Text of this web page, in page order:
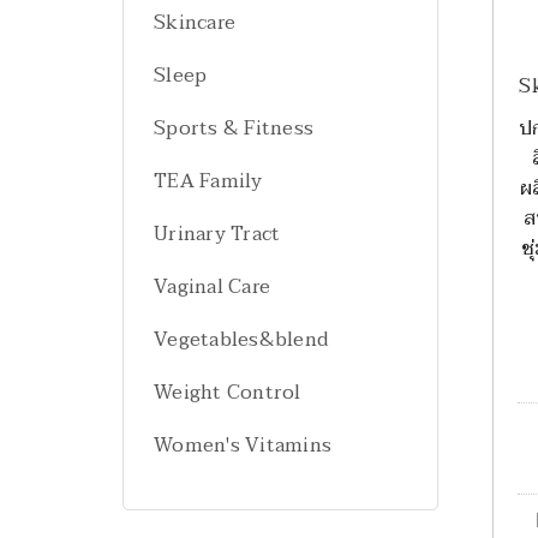
Skincare
Sleep
Sports & Fitness
TEA Family
Urinary Tract
Vaginal Care
Vegetables&blend
Weight Control
Women's Vitamins
ป